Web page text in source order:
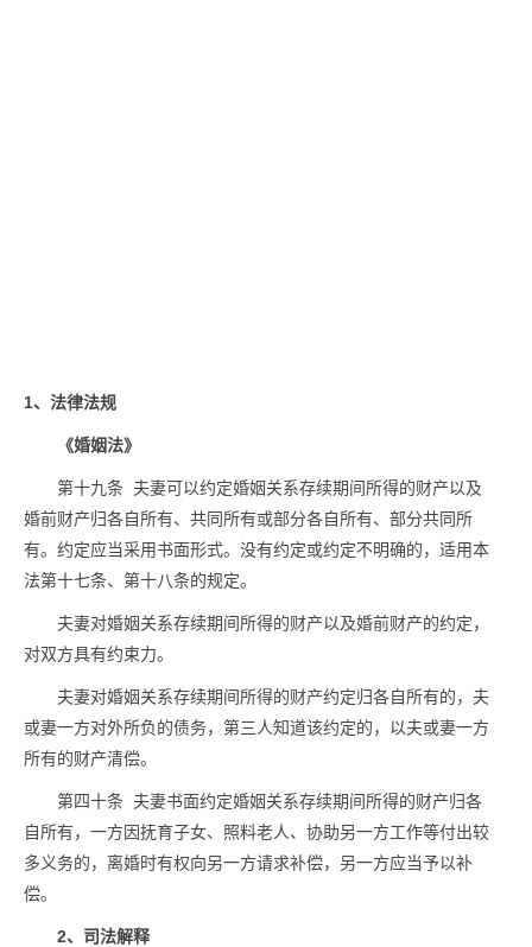
1、法律法规
《婚姻法》
第十九条 夫妻可以约定婚姻关系存续期间所得的财产以及
婚前财产归各自所有、共同所有或部分各自所有、部分共同所
有。约定应当采用书面形式。没有约定或约定不明确的，适用本
法第十七条、第十八条的规定。
夫妻对婚姻关系存续期间所得的财产以及婚前财产的约定，
对双方具有约束力。
夫妻对婚姻关系存续期间所得的财产约定归各自所有的，夫
或妻一方对外所负的债务，第三人知道该约定的，以夫或妻一方
所有的财产清偿。
第四十条 夫妻书面约定婚姻关系存续期间所得的财产归各
自所有，一方因抚育子女、照料老人、协助另一方工作等付出较
多义务的，离婚时有权向另一方请求补偿，另一方应当予以补
偿。
2、司法解释